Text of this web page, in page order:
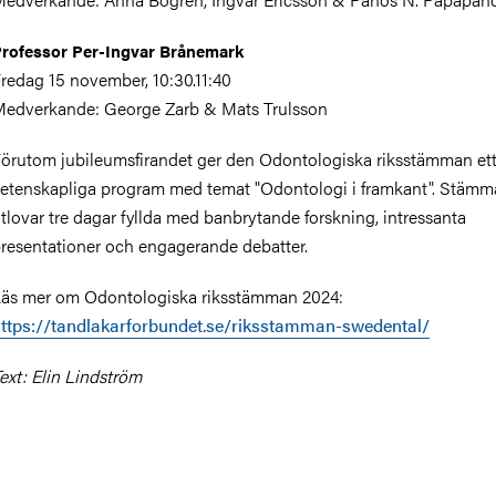
Per-Ingvar Brånemark
15 november, 10:30.11:40
George Zarb & Mats Trulsson
jubileumsfirandet ger den Odontologiska riksstämman ett
program med temat "Odontologi i framkant".
tre dagar fyllda med banbrytande forskning, intressanta
och engagerande debatter.
mer om Odontologiska riksstämman 2024:
tandlakarforbundet.se/riksstamman-swedental/
Elin Lindström